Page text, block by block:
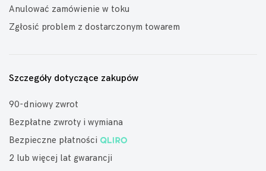
Anulować zamówienie w toku
Zgłosić problem z dostarczonym towarem
Szczegóły dotyczące zakupów
90-dniowy zwrot
Bezpłatne zwroty i wymiana
Bezpieczne płatności
2 lub więcej lat gwarancji